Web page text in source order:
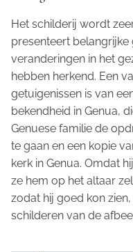
Het schilderij wordt
presenteert belangrijke
veranderingen in het
hebben herkend. Een
getuigenissen is van
bekendheid in Genua,
Genuese familie de
te gaan en een kopie
kerk in Genua. Omdat
ze hem op het altaar
zodat hij goed kon
schilderen van de